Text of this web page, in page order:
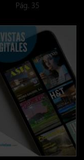
Pág. 35